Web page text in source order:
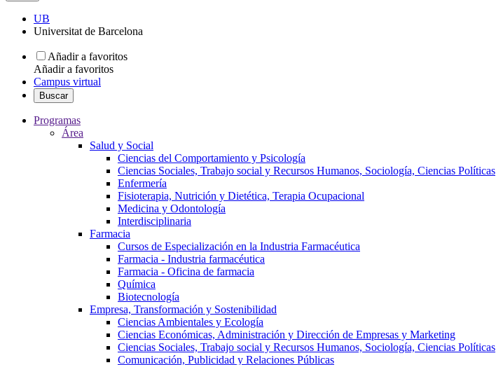
UB
Universitat de Barcelona
Añadir a favoritos
Añadir a favoritos
Campus virtual
Buscar
Programas
Área
Salud y Social
Ciencias del Comportamiento y Psicología
Ciencias Sociales, Trabajo social y Recursos Humanos, Sociología, Ciencias Políticas
Enfermería
Fisioterapia, Nutrición y Dietética, Terapia Ocupacional
Medicina y Odontología
Interdisciplinaria
Farmacia
Cursos de Especialización en la Industria Farmacéutica
Farmacia - Industria farmacéutica
Farmacia - Oficina de farmacia
Química
Biotecnología
Empresa, Transformación y Sostenibilidad
Ciencias Ambientales y Ecología
Ciencias Económicas, Administración y Dirección de Empresas y Marketing
Ciencias Sociales, Trabajo social y Recursos Humanos, Sociología, Ciencias Políticas
Comunicación, Publicidad y Relaciones Públicas